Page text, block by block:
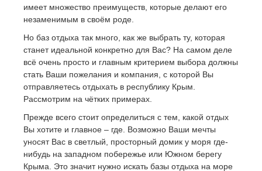
имеет множество преимуществ, которые делают его
незаменимым в своём роде.
Но баз отдыха так много, как же выбрать ту, которая
станет идеальной конкретно для Вас? На самом деле
всё очень просто и главным критерием выбора должны
стать Ваши пожелания и компания, с которой Вы
отправляетесь отдыхать в республику Крым.
Рассмотрим на чётких примерах.
Прежде всего стоит определиться с тем, какой отдых
Вы хотите и главное – где. Возможно Ваши мечты
уносят Вас в светлый, просторный домик у моря где-
нибудь на западном побережье или Южном берегу
Крыма. Это значит нужно искать базы отдыха на море